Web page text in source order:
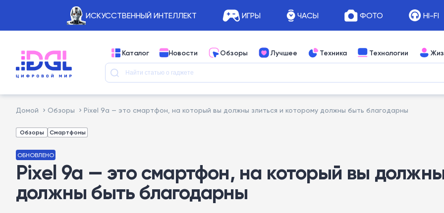
ИСКУССТВЕННЫЙ ИНТЕЛЛЕКТ ИГРЫ ЧАСЫ ФОТО HI-FI
Каталог Новости Обзоры Лучшее Техника Технологии
Домой Обзоры Pixel 9a — это смартфон, на который вы должны злиться и которому должны быть благодарны
Обзоры Смартфоны
ОБНОВЛЕНО
Pixel 9a — это смартфон, на который вы
должны быть благодарны